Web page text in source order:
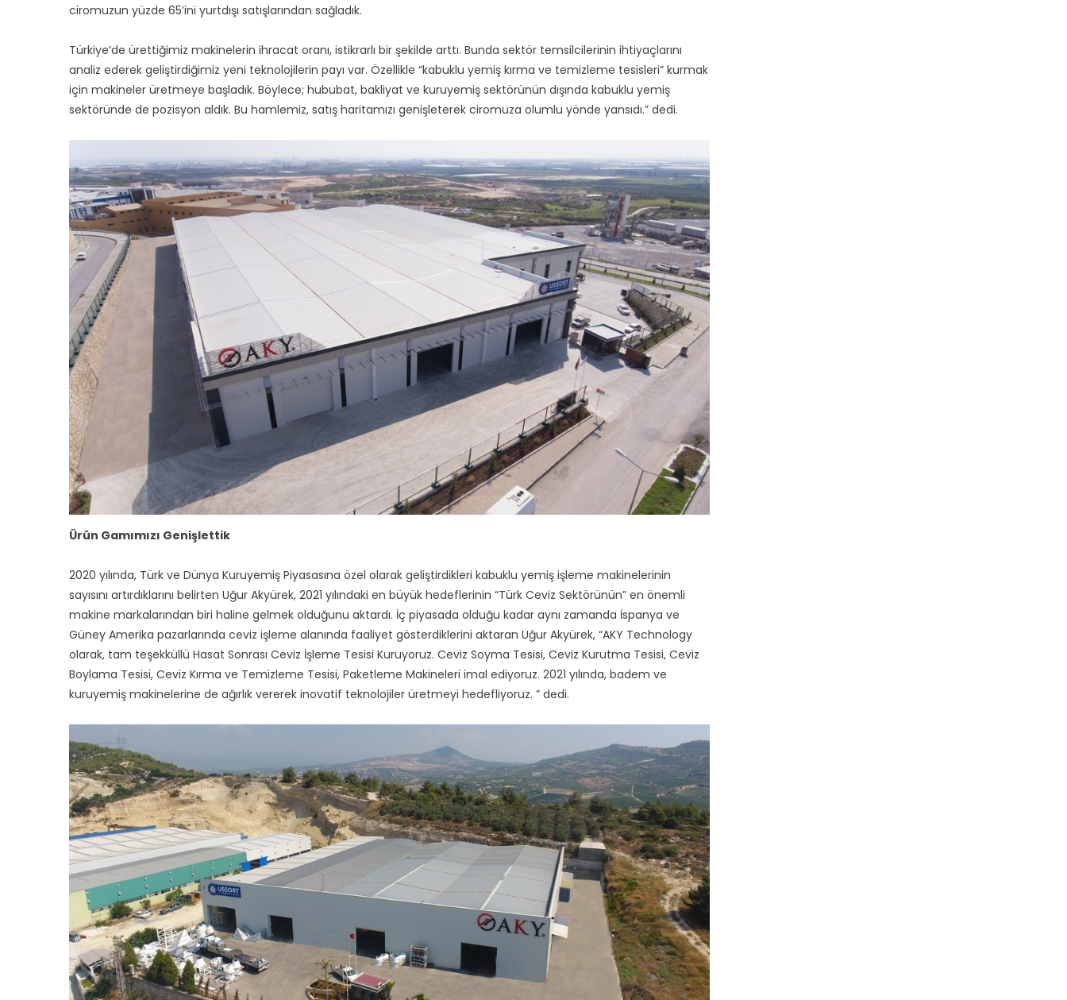
ciromuzun yüzde 65’ini yurtdışı satışlarından sağladık.
Türkiye’de ürettiğimiz makinelerin ihracat oranı, istikrarlı bir şekilde arttı. Bunda sektör temsilcilerinin ihtiyaçlarını
analiz ederek geliştirdiğimiz yeni teknolojilerin payı var. Özellikle “kabuklu yemiş kırma ve temizleme tesisleri” kurmak
için makineler üretmeye başladık. Böylece; hububat, bakliyat ve kuruyemiş sektörünün dışında kabuklu yemiş
sektöründe de pozisyon aldık. Bu hamlemiz, satış haritamızı genişleterek ciromuza olumlu yönde yansıdı.” dedi.
Ürün Gamımızı Genişlettik
2020 yılında, Türk ve Dünya Kuruyemiş Piyasasına özel olarak geliştirdikleri kabuklu yemiş işleme makinelerinin
sayısını artırdıklarını belirten Uğur Akyürek, 2021 yılındaki en büyük hedeflerinin “Türk Ceviz Sektörünün” en önemli
makine markalarından biri haline gelmek olduğunu aktardı. İç piyasada olduğu kadar aynı zamanda İspanya ve
Güney Amerika pazarlarında ceviz işleme alanında faaliyet gösterdiklerini aktaran Uğur Akyürek, “AKY Technology
olarak, tam teşekküllü Hasat Sonrası Ceviz İşleme Tesisi Kuruyoruz. Ceviz Soyma Tesisi, Ceviz Kurutma Tesisi, Ceviz
Boylama Tesisi, Ceviz Kırma ve Temizleme Tesisi, Paketleme Makineleri imal ediyoruz. 2021 yılında, badem ve
kuruyemiş makinelerine de ağırlık vererek inovatif teknolojiler üretmeyi hedefliyoruz. ” dedi.